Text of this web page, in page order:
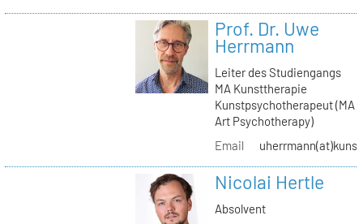
Prof. Dr. Uwe
Herrmann
Leiter des Studiengangs
MA Kunsttherapie
Kunstpsychotherapeut (MA
Art Psychotherapy)
Email
Nicolai Hertle
Absolvent